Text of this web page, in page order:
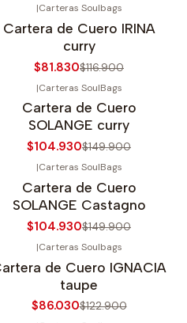
|Carteras Soulbags
Cartera de Cuero IRINA
curry
$81.830$116.900
|Carteras SoulBags
Cartera de Cuero
SOLANGE curry
$104.930$149.900
|Carteras SoulBags
Cartera de Cuero
SOLANGE Castagno
$104.930$149.900
|Carteras Soulbags
de Cuero IGNACIA
taupe
$86.030$122.900